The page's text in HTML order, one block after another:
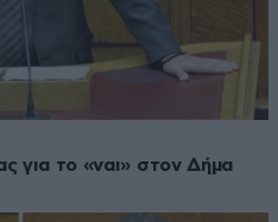
για το «ναι» στον Δήμα